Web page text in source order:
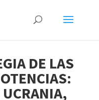
DE LAS
UCRANIA,